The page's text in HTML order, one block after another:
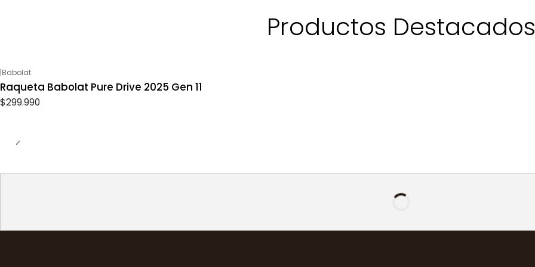
Productos Destacados
|Babolat
Raqueta Babolat Pure Drive 2025 Gen 11
$299.990